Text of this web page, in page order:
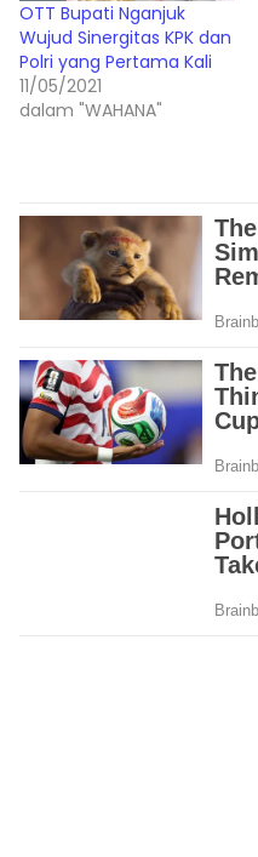
OTT Bupati Nganjuk
Wujud Sinergitas KPK dan
Polri yang Pertama Kali
11/05/2021
dalam "WAHANA"